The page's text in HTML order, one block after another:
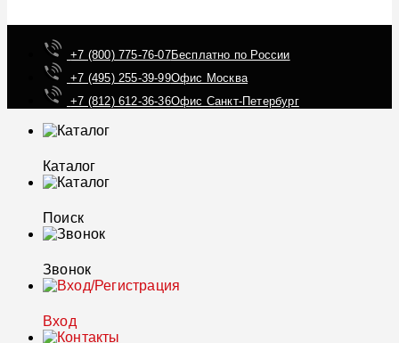
+7 (800) 775-76-07Бесплатно по России
+7 (495) 255-39-99Офис Москва
+7 (812) 612-36-36Офис Санкт-Петербург
Каталог
Поиск
Звонок
Вход